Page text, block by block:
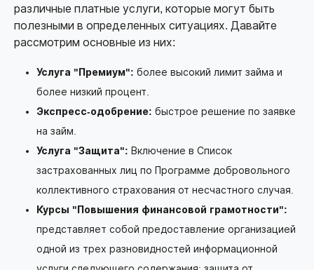
различные платные услуги, которые могут быть
полезными в определенных ситуациях. Давайте
рассмотрим основные из них:
Услуга "Премиум": более высокий лимит займа и
более низкий процент.
Экспресс-одобрение: быстрое решение по заявке
на займ.
Услуга "Защита": Включение в Список
застрахованных лиц по Программе добровольного
коллективного страхования от несчастного случая.
Курсы "Повышения финансовой грамотности":
представляет собой предоставление организацией
одной из трех разновидностей информационной